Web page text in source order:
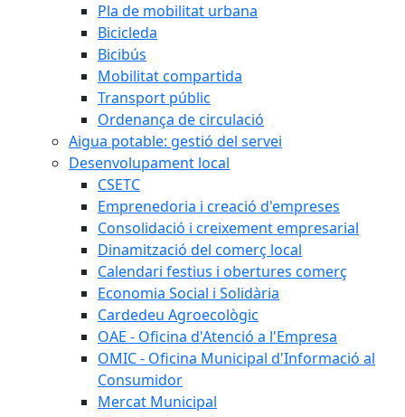
Pla de mobilitat urbana
Bicicleda
Bicibús
Mobilitat compartida
Transport públic
Ordenança de circulació
Aigua potable: gestió del servei
Desenvolupament local
CSETC
Emprenedoria i creació d'empreses
Consolidació i creixement empresarial
Dinamització del comerç local
Calendari festius i obertures comerç
Economia Social i Solidària
Cardedeu Agroecològic
OAE - Oficina d'Atenció a l'Empresa
OMIC - Oficina Municipal d'Informació al
Consumidor
Mercat Municipal